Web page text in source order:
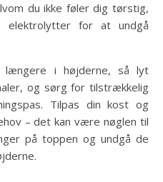
du ikke føler dig tørstig,
elektrolytter for at undgå
længere i højderne, så lyt
og sørg for tilstrækkelig
Tilpas din kost og
– det kan være nøglen til
på toppen og undgå de